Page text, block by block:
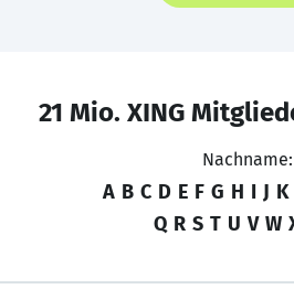
21 Mio. XING
Nachname:
A B C D E F G H I J K
Q R S T U V W